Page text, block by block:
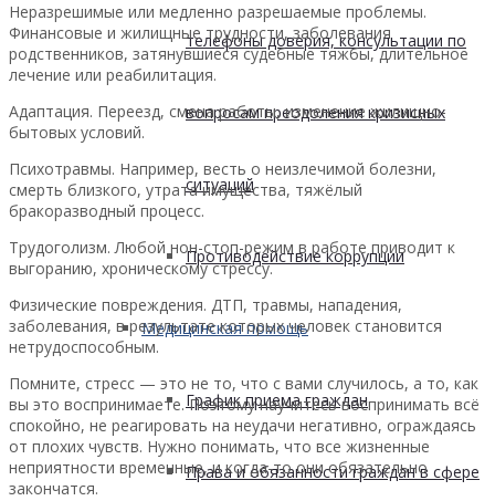
телефоны доверия, консультации по
вопросам преодоления кризисных
ситуаций
Противодействие коррупции
Медицинская помощь
График приема граждан
Права и обязанности граждан в сфере
Неразрешимые или медленно разрешаемые проблемы.
Финансовые и жилищные трудности, заболевания
родственников, затянувшиеся судебные тяжбы, длительное
лечение или реабилитация.
Адаптация. Переезд, смена работы, изменение жилищно-
бытовых условий.
Психотравмы. Например, весть о неизлечимой болезни,
смерть близкого, утрата имущества, тяжёлый
бракоразводный процесс.
Трудоголизм. Любой нон-стоп-режим в работе приводит к
выгоранию, хроническому стрессу.
Физические повреждения. ДТП, травмы, нападения,
заболевания, в результате которых человек становится
нетрудоспособным.
Помните, стресс — это не то, что с вами случилось, а то, как
вы это воспринимаете. Поэтому научитесь воспринимать всё
спокойно, не реагировать на неудачи негативно, ограждаясь
от плохих чувств. Нужно понимать, что все жизненные
неприятности временные, и когда-то они обязательно
закончатся.